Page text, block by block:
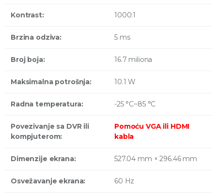
Kontrast: 1000:1
Brzina odziva: 5 ms
Broj boja: 16.7 miliona
Maksimalna potrošnja: 10.1 W
Radna temperatura: -25 °C~85 °C
Povezivanje sa DVR ili
kompjuterom:
Pomoću VGA ili HDMI
kabla
Dimenzije ekrana: 527.04 mm × 296.46 mm
Osvežavanje ekrana: 60 Hz